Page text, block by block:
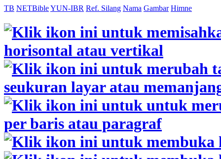
TB NETBibleYUN-IBR Ref. Silang Nama Gambar Himne